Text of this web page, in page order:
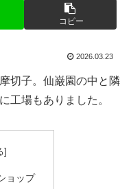
コピー
2026.03.23
切子。仙巌園の中と隣
工場もありました。
ョップ